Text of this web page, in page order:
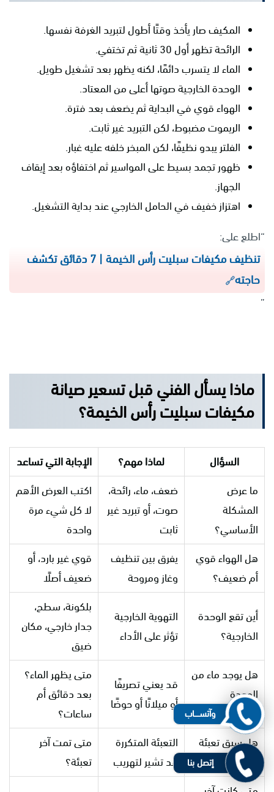
المكيف صار يأخذ وقتًا أطول لتبريد الغرفة نفسها.
الرائحة تظهر أول 30 ثانية ثم تختفي.
الماء لا يتسرب دائمًا، لكنه يظهر بعد تشغيل طويل.
الوحدة الخارجية صوتها أعلى من المعتاد.
الهواء قوي في البداية ثم يضعف بعد فترة.
الريموت مضبوط، لكن التبريد غير ثابت.
الفلتر يبدو نظيفًا، لكن المبخر خلفه عليه غبار.
ظهور تجمد بسيط على المواسير ثم اختفاؤه بعد إيقاف
الجهاز.
اهتزاز خفيف في الحامل الخارجي عند بداية التشغيل.
“اطلع على:
تنظيف مكيفات سبليت رأس الخيمة | 7 دقائق تكشف
حاجته
”
ماذا يسأل الفني قبل تسعير صيانة
مكيفات سبليت رأس الخيمة؟
السؤال لماذا مهم؟
الإجابة التي تساعد
ما عرض
المشكلة
الأساسي؟
ضعف، ماء، رائحة،
صوت، أو تبريد غير
ثابت
اكتب العرض الأهم
لا كل شيء مرة
واحدة
هل الهواء قوي
أم ضعيف؟
يفرق بين تنظيف
وغاز ومروحة
قوي غير بارد، أو
ضعيف أصلًا
أين تقع الوحدة
الخارجية؟
التهوية الخارجية
تؤثر على الأداء
بلكونة، سطح،
جدار خارجي، مكان
ضيق
هل يوجد ماء من
الوحدة
الداخلية؟
قد يعني تصريفًا
أو ميلانًا أو حوضًا
متى يظهر الماء؟
بعد دقائق أم
ساعات؟
هل سبق تعبئة
الغاز؟
التعبئة المتكررة
قد تشير لتهريب
متى تمت آخر
تعبئة؟
إتصل بنا
وآتســــاب